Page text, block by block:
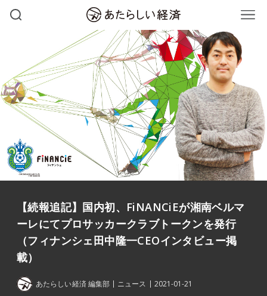
【続報追記】国内初、FiNANCiEが湘南ベルマ
ーレにてプロサッカークラブトークンを発行
（フィナンシェ田中隆一CEOインタビュー掲
載）
あたらしい経済 編集部 ニュース 2021-01-21